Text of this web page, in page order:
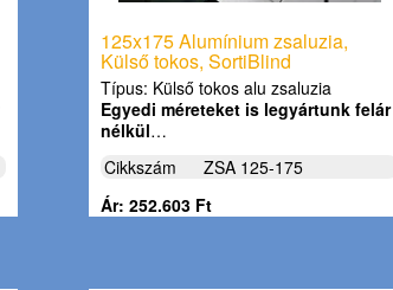
125x175 Alumínium zsaluzia,
Külső tokos, SortiBlind
Típus: Külső tokos alu zsaluzia
Egyedi méreteket is legyártunk felár
nélkül…
Cikkszám
ZSA 125-175
Ár: 252.603 Ft